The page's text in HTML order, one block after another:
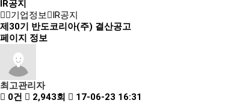
IR공지
기업정보
IR공지
제30기 반도코리아(주) 결산공고
페이지 정보
최고관리자
0건
2,943회 17-06-23 16:31